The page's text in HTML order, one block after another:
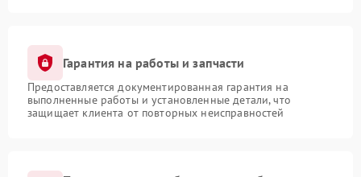
Гарантия на работы и запчасти
Предоставляется документированная гарантия на
выполненные работы и установленные детали, что
защищает клиента от повторных неисправностей